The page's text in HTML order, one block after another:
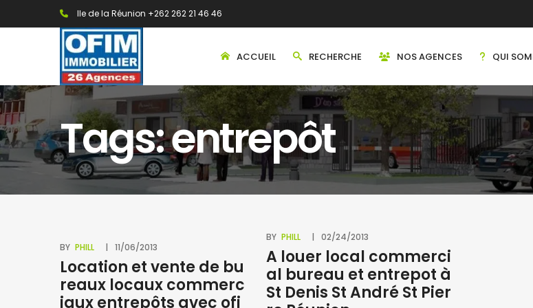
Ile de la Réunion +262 262 21 46 46
ACCUEIL RECHERCHE NOS AGENCES QUI
Tags: entrepôt
BY PHILL 11/06/2013
Location et vente de bu
reaux locaux commerc
iaux entrepôts avec ofi
BY PHILL 02/24/2013
A louer local commerci
al bureau et entrepot à
St Denis St André St Pier